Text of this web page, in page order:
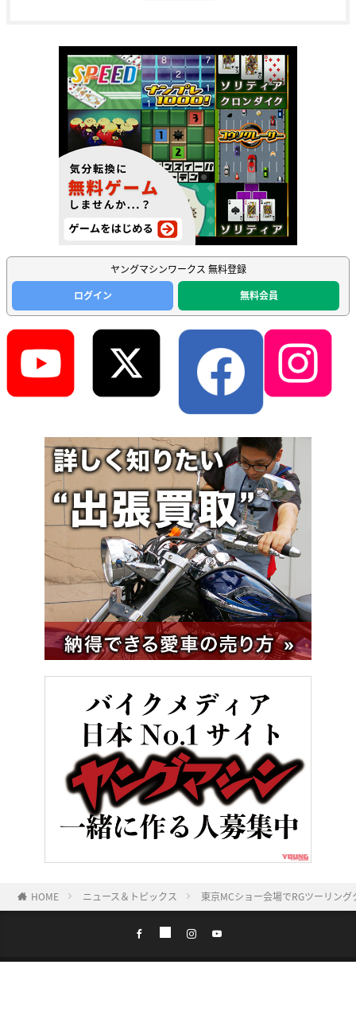
ヤングマシンワークス 無料登録
ログイン
無料会員
HOME ニュース＆トピックス 東京MCショー会場でRGツーリン